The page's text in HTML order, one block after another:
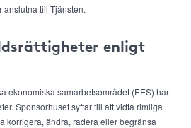
anslutna till Tjänsten.
enligt
ekonomiska samarbetsområdet (EES) har
Sponsorhuset syftar till att vidta rimliga
korrigera, ändra, radera eller begränsa